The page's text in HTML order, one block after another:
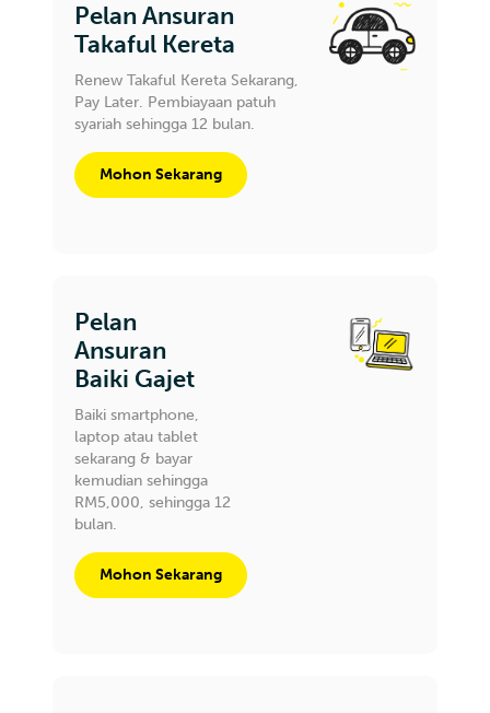
Pelan Ansuran
Takaful Kereta
Renew Takaful Kereta Sekarang,
Pay Later. Pembiayaan patuh
syariah sehingga 12 bulan.
Mohon Sekarang
Pelan
Ansuran
Baiki Gajet
Baiki smartphone,
laptop atau tablet
sekarang & bayar
kemudian sehingga
RM5,000, sehingga 12
bulan.
Mohon Sekarang